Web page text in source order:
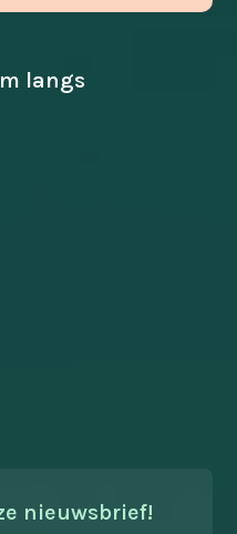
langs
nieuwsbrief!